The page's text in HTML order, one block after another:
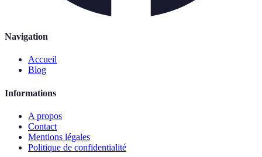
Navigation
Accueil
Blog
Informations
A propos
Contact
Mentions légales
Politique de confidentialité